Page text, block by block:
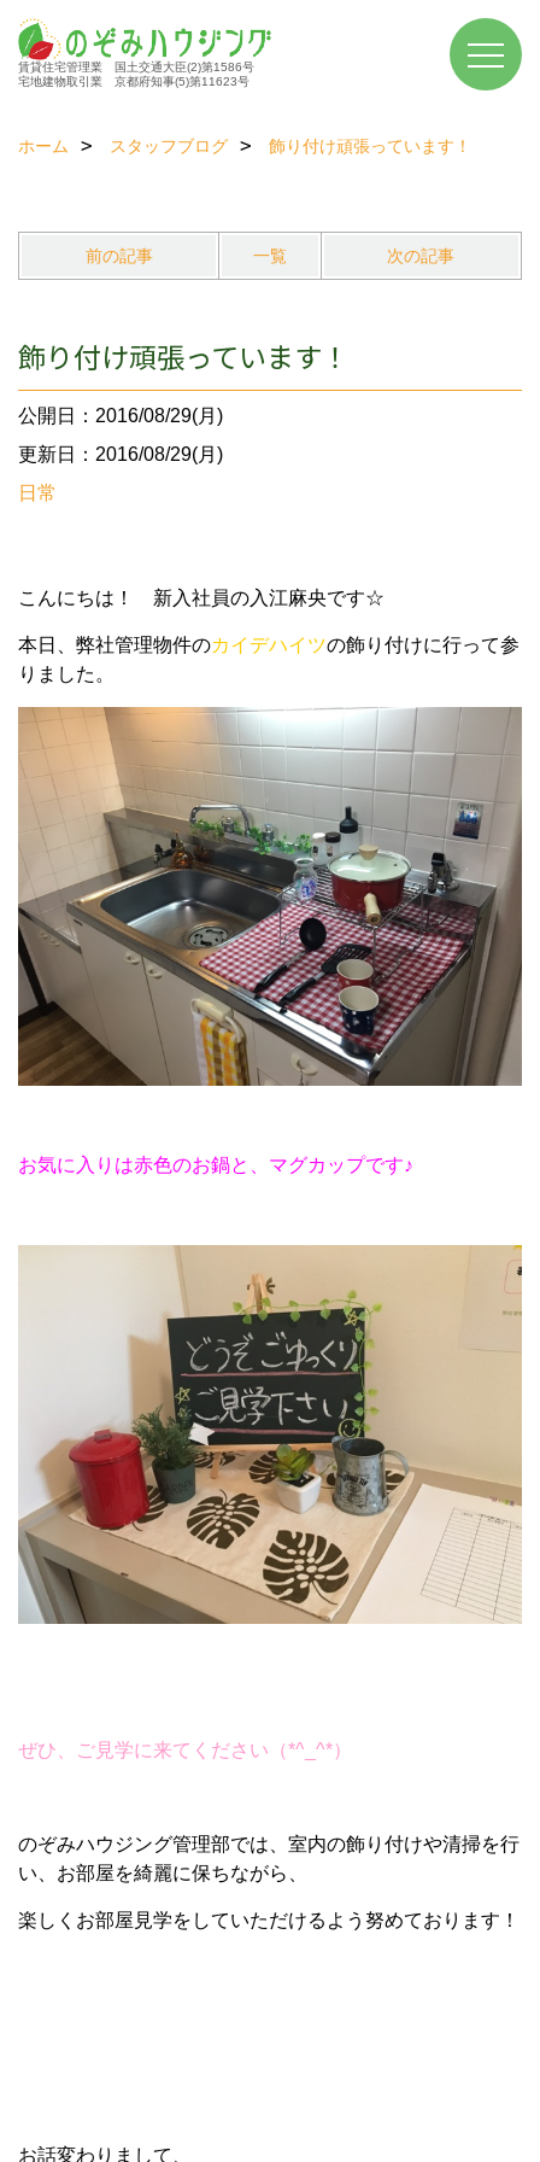
賃貸住宅管理業 国土交通大臣(2)第1586号
宅地建物取引業 京都府知事(5)第11623号
ホーム スタッフブログ 飾り付け頑張っています！
前の記事 一覧 次の記事
飾り付け頑張っています！
公開日：2016/08/29(月)
更新日：2016/08/29(月)
日常
こんにちは！ 新入社員の入江麻央です☆
本日、弊社管理物件のカイデハイツの飾り付けに行って参
りました。
お気に入りは赤色のお鍋と、マグカップです♪
ぜひ、ご見学に来てください（*^_^*）
のぞみハウジング管理部では、室内の飾り付けや清掃を行
い、お部屋を綺麗に保ちながら、
楽しくお部屋見学をしていただけるよう努めております！
お話変わりまして、